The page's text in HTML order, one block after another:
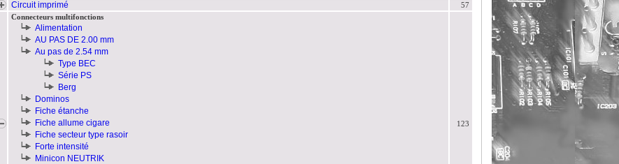
Circuit imprimé
57
Connecteurs multifonctions
Alimentation
AU PAS DE 2.00 mm
Au pas de 2.54 mm
Type BEC
Série PS
Berg
Dominos
Fiche étanche
Fiche allume cigare
Fiche secteur type rasoir
Forte intensité
Minicon NEUTRIK
123